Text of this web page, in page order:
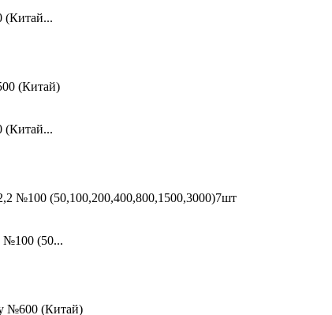
(Китай...
(Китай...
(50...